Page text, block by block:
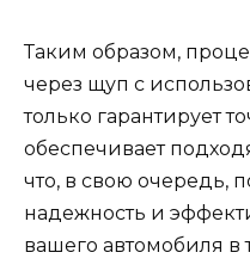
Таким образом,
через щуп с
только гарантирует
обеспечивает
что, в свою очередь,
надежность и
вашего автомобиля в